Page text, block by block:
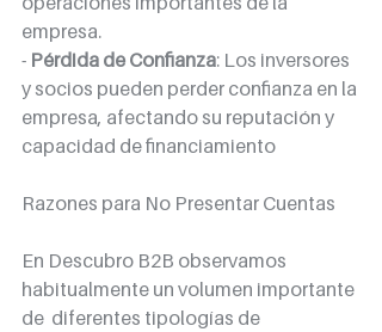
empresa.
- Pérdida de Confianza: Los inversores
y socios pueden perder confianza en la
empresa, afectando su reputación y
capacidad de financiamiento
Razones para No Presentar Cuentas
En Descubro B2B observamos
habitualmente un volumen importante
de  diferentes tipologías de